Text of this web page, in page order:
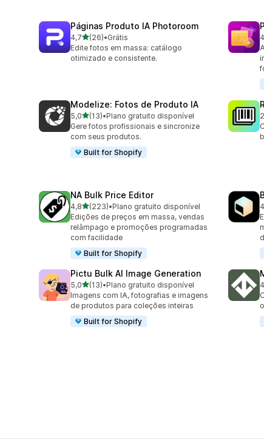
Páginas Produto IA Photoroom
4,7de 5 estrelas
(26)
26 avaliações ao todo
•Grátis
Edite fotos em massa: catálogo
otimizado e consistente.
Modelize: Fotos de Produto IA
5,0de 5 estrelas
(13)
13 avaliações ao todo
•Plano gratuito disponível
Gere fotos profissionais e sincronize
com seus produtos.
Built for Shopify
NA Bulk Price Editor
4,8de 5 estrelas
(223)
223 avaliações ao todo
•Plano gratuito disponível
Edições de preços em massa, vendas
relâmpago e promoções programadas
com facilidade
Built for Shopify
Pictu Bulk AI Image Generation
5,0de 5 estrelas
(13)
13 avaliações ao todo
•Plano gratuito disponível
Imagens com IA, fotografias e imagens
de produtos para coleções inteiras
Built for Shopify